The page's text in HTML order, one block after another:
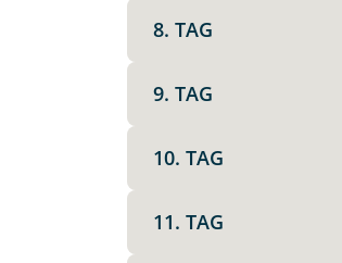
8. TAG
9. TAG
10. TAG
11. TAG